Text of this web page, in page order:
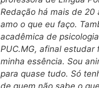
Redação há mais de 20
amo o que eu faço.
acadêmica de
PUC.MG, afinal estudar
minha essência. Sou
para quase tudo. Só